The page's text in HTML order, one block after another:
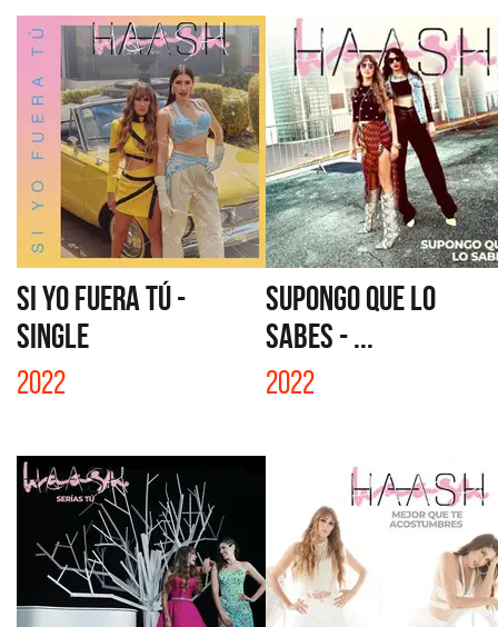
SI YO FUERA TÚ -
SINGLE
2022
SUPONGO QUE LO
SABES - ...
2022